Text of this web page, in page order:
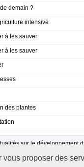
proposer des
demain ?
intensive
à les sauver
à les sauver
des plantes
sur le développement